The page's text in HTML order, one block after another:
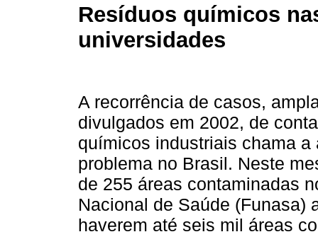
Resíduos químicos
universidades
A recorrência de casos,
divulgados em 2002, de
químicos industriais chama
problema no Brasil. Neste
de 255 áreas contaminadas
Nacional de Saúde (Funasa)
haverem até seis mil áreas